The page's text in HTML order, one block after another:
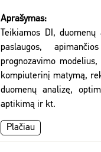
Aprašymas:
Teikiamos DI,
paslaugos,
prognozavimo
kompiuterinį matymą,
duomenų analizę,
aptikimą ir kt.
Plačiau